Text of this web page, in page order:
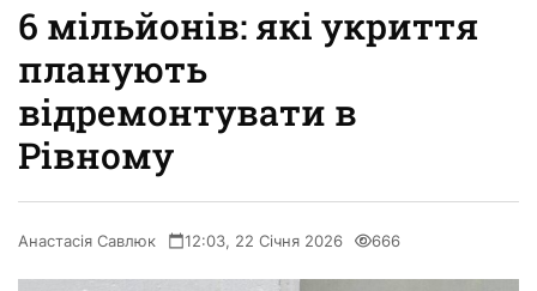
6 мільйонів: які укриття
планують
відремонтувати в
Рівному
Анастасія Савлюк 12:03, 22 Січня 2026 666